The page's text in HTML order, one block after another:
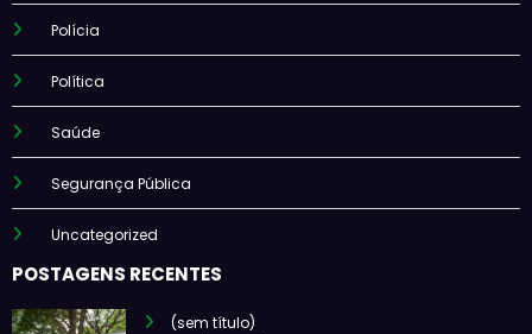
Polícia
Política
Saúde
Segurança Pública
Uncategorized
POSTAGENS RECENTES
(sem título)